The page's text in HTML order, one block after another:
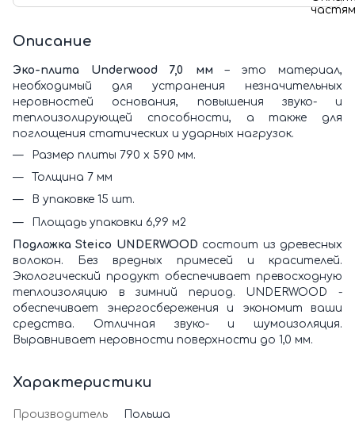
Описание
Эко-плита Underwood 7,0 мм– это материал,
необходимый для устранения незначительных
неровностей основания, повышения звуко- и
теплоизолирующей способности, а также для
поглощения статических и ударных нагрузок.
Размер плиты 790 x 590 мм.
Толщина 7 мм
В упаковке 15 шт.
Площадь упаковки 6,99 м2
Подложка Steico UNDERWOOD состоит из древесных
волокон. Без вредных примесей и красителей.
Экологический продукт обеспечивает превосходную
теплоизоляцию в зимний период. UNDERWOOD -
обеспечивает энергосбережения и экономит ваши
средства. Отличная звуко- и шумоизоляция.
Выравнивает неровности поверхности до 1,0 мм.
Характеристики
Производитель
Польша